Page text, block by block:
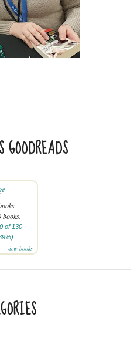
GOODREADS
of 130
view books